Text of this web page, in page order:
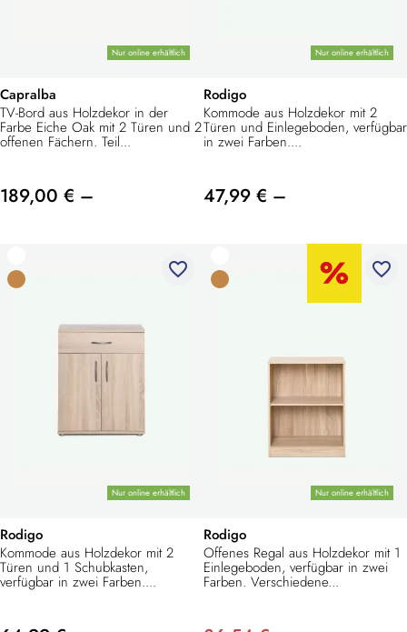
Nur online erhältlich
Capralba
TV-Bord aus Holzdekor in der
Farbe Eiche Oak mit 2 Türen und 2
offenen Fächern. Teil...
189,00 € –
Nur online erhältlich
Rodigo
Kommode aus Holzdekor mit 2
Türen und Einlegeboden, verfügbar
in zwei Farben....
47,99 € –
Nur online erhältlich
favorite_border
Rodigo
Kommode aus Holzdekor mit 2
Türen und 1 Schubkasten,
verfügbar in zwei Farben....
Nur online erhältlich
favorite_border
Rodigo
Offenes Regal aus Holzdekor mit 1
Einlegeboden, verfügbar in zwei
Farben. Verschiedene...